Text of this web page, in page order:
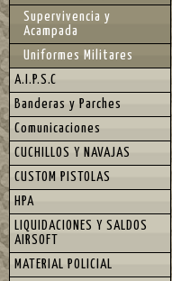
Supervivencia y
Acampada
Uniformes Militares
A.I.P.S.C
Banderas y Parches
Comunicaciones
CUCHILLOS Y NAVAJAS
CUSTOM PISTOLAS
HPA
LIQUIDACIONES Y SALDOS
AIRSOFT
MATERIAL POLICIAL